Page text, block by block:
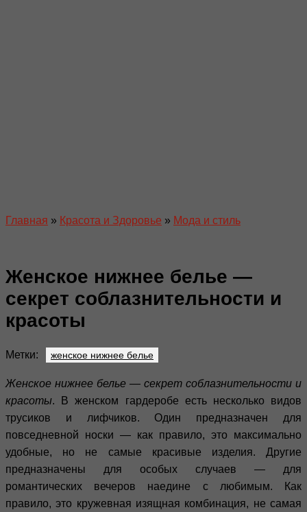
Главная » Красота и Здоровье » Мода и стиль
Женское нижнее белье —
секрет соблазнительности и
красоты
Метки: женское нижнее белье
Женское нижнее белье — секрет соблазнительности и
красоты. В женском гардеробе есть несколько видов
трусиков и лифчиков. Один предназначен для
повседневной носки — как правило, это максимально
удобные, но не самые красивые изделия. Другие
предназначены для особых случаев — для
романтических вечеров наедине с любимым. Как
правило, это кружевная изящная комбинация, не самая